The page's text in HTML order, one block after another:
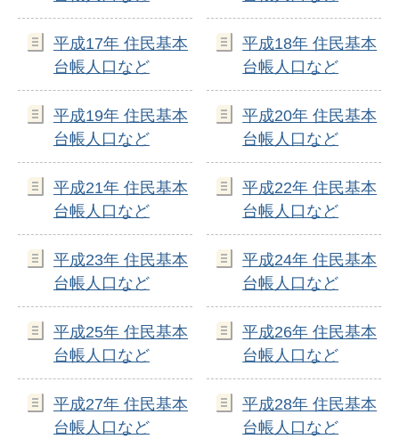
平成17年 住民基本
台帳人口など
平成18年 住民基本
台帳人口など
平成19年 住民基本
台帳人口など
平成20年 住民基本
台帳人口など
平成21年 住民基本
台帳人口など
平成22年 住民基本
台帳人口など
平成23年 住民基本
台帳人口など
平成24年 住民基本
台帳人口など
平成25年 住民基本
台帳人口など
平成26年 住民基本
台帳人口など
平成27年 住民基本
台帳人口など
平成28年 住民基本
台帳人口など